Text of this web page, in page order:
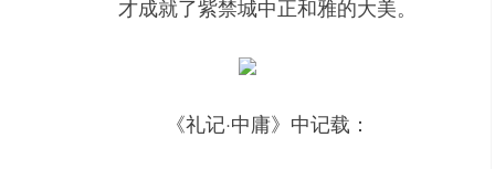
才成就了紫禁城中正和雅的大美。
《礼记·中庸》中记载：